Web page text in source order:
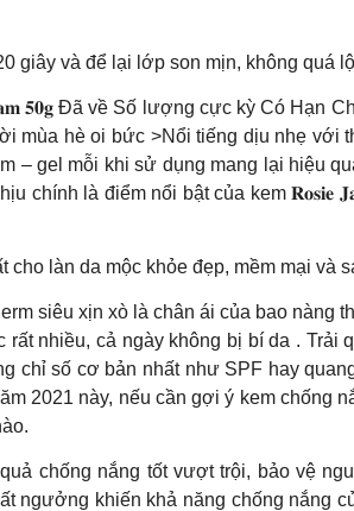
giây và để lại lớp son mịn, không quá
𝟓𝟎𝐠 Đã về Số lượng cực kỳ Có
mùa hè oi bức >Nổi tiếng dịu nhẹ
– gel mỗi khi sử dụng mang lại hiệu
chính là điểm nổi bật của kem
làn da mộc khỏe đẹp, mềm mại và
xịn xò là chân ái của bao nàng
nhiều, cả ngày không bị bí da .
số cơ bản nhất như SPF hay
2021 này, nếu cần gợi ý kem chống
chống nắng tốt vượt trội, bảo vệ
ngưởng khiến khả năng chống nắng